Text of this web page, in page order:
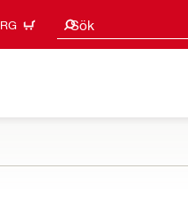
Sök
Sökförslag